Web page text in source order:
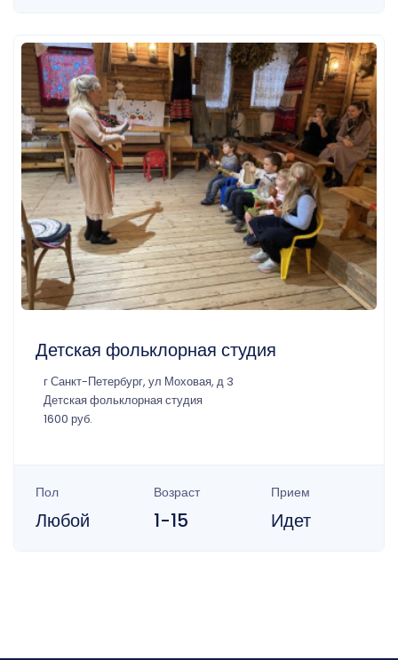
Детская фольклорная студия
г Санкт-Петербург, ул Моховая, д 3
Детская фольклорная студия
1600 руб.
Пол
Любой
Возраст
1-15
Прием
Идет